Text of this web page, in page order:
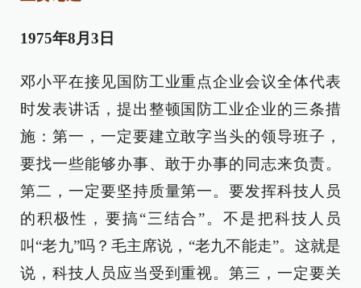
1975年8月3日
邓小平在接见国防工业重点企业会议全体代表
时发表讲话，提出整顿国防工业企业的三条措
施：第一，一定要建立敢字当头的领导班子，
要找一些能够办事、敢于办事的同志来负责。
第二，一定要坚持质量第一。要发挥科技人员
的积极性，要搞“三结合”。不是把科技人员
叫“老九”吗？毛主席说，“老九不能走”。这就是
说，科技人员应当受到重视。第三，一定要关